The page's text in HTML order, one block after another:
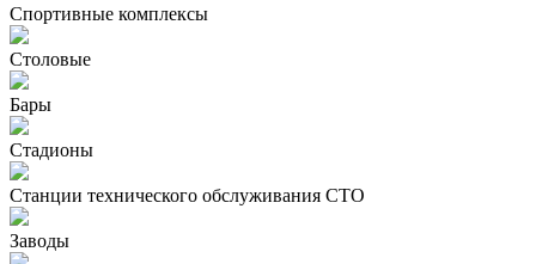
Спортивные комплексы
Столовые
Бары
Стадионы
Станции технического обслуживания СТО
Заводы